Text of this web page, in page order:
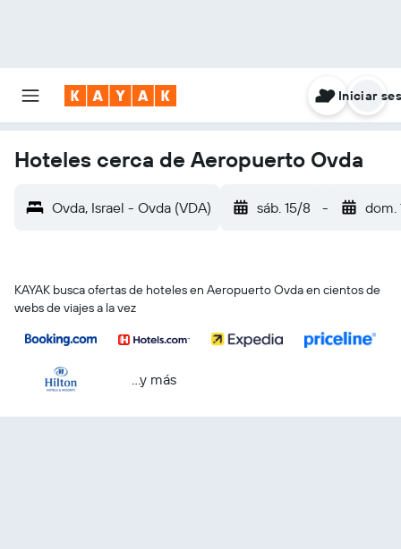
Iniciar
Hoteles cerca de Aeropuerto Ovda
Ovda, Israel - Ovda (VDA) sáb. 15/8 - dom.
KAYAK busca ofertas de hoteles en Aeropuerto Ovda en cientos de
webs de viajes a la vez
...y más